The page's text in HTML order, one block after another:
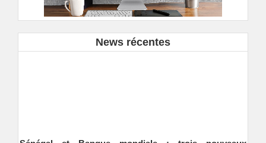
News récentes
Sénégal et Banque mondiale : trois nouveaux